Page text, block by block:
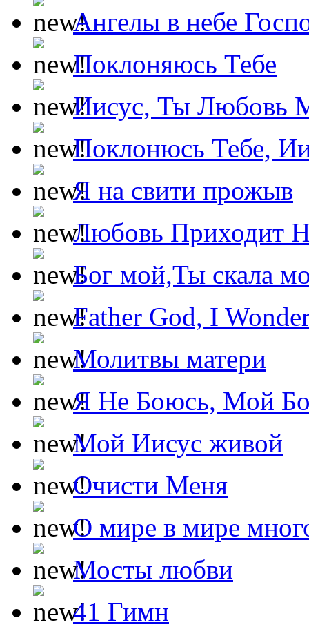
Ангелы в небе
Поклоняюсь Тебе
Иисус, Ты Любовь
Поклонюсь Тебе,
Я на свити прожыв
Любовь Приходит
Бог мой,Ты скала
Father God, I
Молитвы матери
Я Не Боюсь, Мой
Мой Иисус живой
Очисти Меня
О мире в мире
Мосты любви
41 Гимн